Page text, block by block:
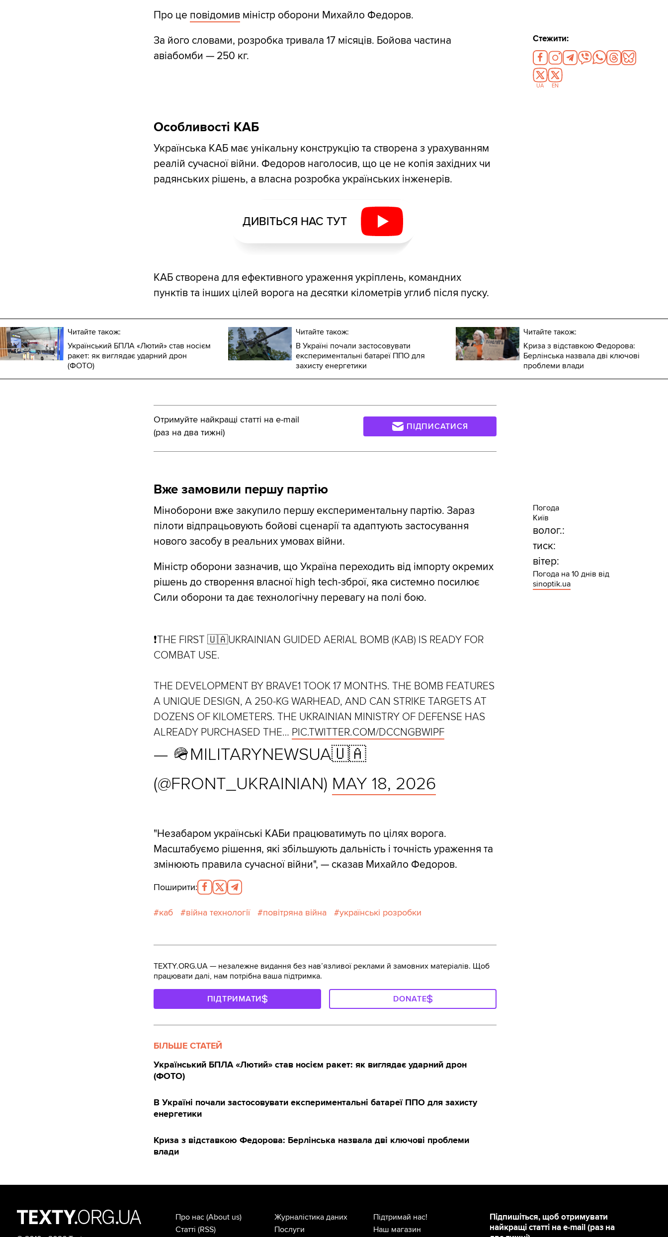
Про це повідомивміністр оборони Михайло Федоров.
За його словами, розробка тривала 17 місяців. Бойова частина
авіабомби — 250 кг.
Особливості КАБ
Українська КАБ має унікальну конструкцію та створена з урахуванням
реалій сучасної війни. Федоров наголосив, що це не копія західних чи
радянських рішень, а власна розробка українських інженерів.
ДИВІТЬСЯ НАС ТУТ
КАБ створена для ефективного ураження укріплень, командних
пунктів та інших цілей ворога на десятки кілометрів углиб після пуску.
Читайте також:
Український БПЛА «Лютий» став носієм
ракет: як виглядає ударний дрон
(ФОТО)
Читайте також:
В Україні почали застосовувати
експериментальні батареї ППО для
захисту енергетики
Читайте також:
Криза з відставкою Федорова:
Берлінська назвала дві ключові
проблеми влади
Отримуйте найкращі статті на e-mail
(раз на два тижні)
ПІДПИСАТИСЯ
Вже замовили першу партію
Міноборони вже закупило першу експериментальну партію. Зараз
пілоти відпрацьовують бойові сценарії та адаптують застосування
нового засобу в реальних умовах війни.
Міністр оборони зазначив, що Україна переходить від імпорту окремих
рішень до створення власної high tech-зброї, яка системно посилює
Сили оборони та дає технологічну перевагу на полі бою.
❗️THE FIRST 🇺🇦UKRAINIAN GUIDED AERIAL BOMB (KAB) IS READY FOR
COMBAT USE.
THE DEVELOPMENT BY BRAVE1 TOOK 17 MONTHS. THE BOMB FEATURES
A UNIQUE DESIGN, A 250-KG WARHEAD, AND CAN STRIKE TARGETS AT
DOZENS OF KILOMETERS. THE UKRAINIAN MINISTRY OF DEFENSE HAS
ALREADY PURCHASED THE… PIC.TWITTER.COM/DCCNGBWIPF
— 🪖MILITARYNEWSUA🇺🇦
(@FRONT_UKRAINIAN) MAY 18, 2026
"Незабаром українські КАБи працюватимуть по цілях ворога.
Масштабуємо рішення, які збільшують дальність і точність ураження та
змінюють правила сучасної війни", — сказав Михайло Федоров.
Поширити:
каб війна технології повітряна війна українські розробки
Стежити:
UA EN
Погода
Київ
волог.:
тиск:
вітер:
Погода на 10 днів від
sinoptik.ua
TEXTY.ORG.UA — незалежне видання без навʼязливої реклами й замовних матеріалів. Щоб
працювати далі, нам потрібна ваша підтримка.
ПІДТРИМАТИ DONATE
БІЛЬШЕ СТАТЕЙ
Український БПЛА «Лютий» став носієм ракет: як виглядає ударний дрон
(ФОТО)
В Україні почали застосовувати експериментальні батареї ППО для захисту
енергетики
Криза з відставкою Федорова: Берлінська назвала дві ключові проблеми
влади
Підпишіться, щоб отримувати
найкращі статті на e-mail (раз на
Про нас (About us)
Статті (RSS)
Журналістика даних
Послуги
Підтримай нас!
Наш магазин